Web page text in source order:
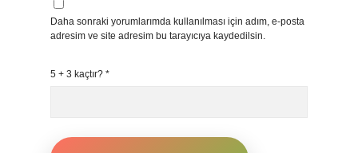
Daha sonraki yorumlarımda kullanılması için adım, e-posta
adresim ve site adresim bu tarayıcıya kaydedilsin.
5 + 3 kaçtır? *